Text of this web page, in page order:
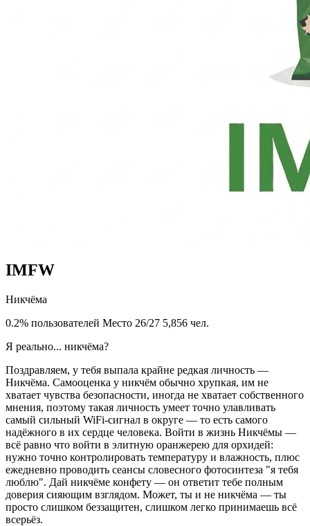
IMFW
Никчёма
0.2% пользователей Место 26/27 5,856 чел.
Я реально... никчёма?
Поздравляем, у тебя выпала крайне редкая личность —
Никчёма. Самооценка у никчём обычно хрупкая, им не
хватает чувства безопасности, иногда не хватает собственного
мнения, поэтому такая личность умеет точно улавливать
самый сильный WiFi-сигнал в округе — то есть самого
надёжного в их сердце человека. Войти в жизнь Никчёмы —
всё равно что войти в элитную оранжерею для орхидей:
нужно точно контролировать температуру и влажность, плюс
ежедневно проводить сеансы словесного фотосинтеза "я тебя
люблю". Дай никчёме конфету — он ответит тебе полным
доверия сияющим взглядом. Может, ты и не никчёма — ты
просто слишком беззащитен, слишком легко принимаешь всё
всерьёз.